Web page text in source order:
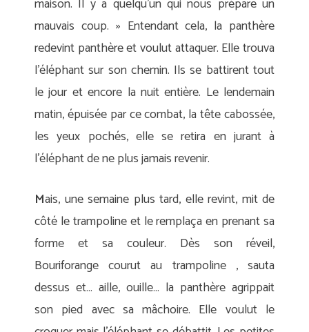
maison. Il y a quelqu’un qui nous prépare un
mauvais coup. » Entendant cela, la panthère
redevint panthère et voulut attaquer. Elle trouva
l’éléphant sur son chemin. Ils se battirent tout
le jour et encore la nuit entière. Le lendemain
matin, épuisée par ce combat, la tête cabossée,
les yeux pochés, elle se retira en jurant à
l’éléphant de ne plus jamais revenir.
Mais, une semaine plus tard, elle revint, mit de
côté le trampoline et le remplaça en prenant sa
forme et sa couleur. Dès son réveil,
Bouriforange courut au trampoline , sauta
dessus et… aille, ouille… la panthère agrippait
son pied avec sa mâchoire. Elle voulut le